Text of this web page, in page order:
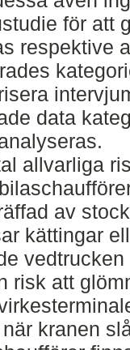
för att
respektive
data
allvarliga
av
kättingar
risk att
kranen